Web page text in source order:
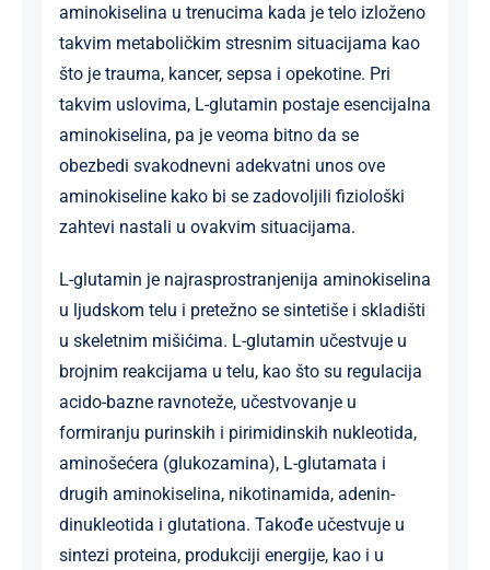
aminokiselina u trenucima kada je telo izloženo
takvim metaboličkim stresnim situacijama kao
što je trauma, kancer, sepsa i opekotine. Pri
takvim uslovima, L-glutamin postaje esencijalna
aminokiselina, pa je veoma bitno da se
obezbedi svakodnevni adekvatni unos ove
aminokiseline kako bi se zadovoljili fiziološki
zahtevi nastali u ovakvim situacijama.
L-glutamin je najrasprostranjenija aminokiselina
u ljudskom telu i pretežno se sintetiše i skladišti
u skeletnim mišićima. L-glutamin učestvuje u
brojnim reakcijama u telu, kao što su regulacija
acido-bazne ravnoteže, učestvovanje u
formiranju purinskih i pirimidinskih nukleotida,
aminošećera (glukozamina), L-glutamata i
drugih aminokiselina, nikotinamida, adenin-
dinukleotida i glutationa. Takođe učestvuje u
sintezi proteina, produkciji energije, kao i u